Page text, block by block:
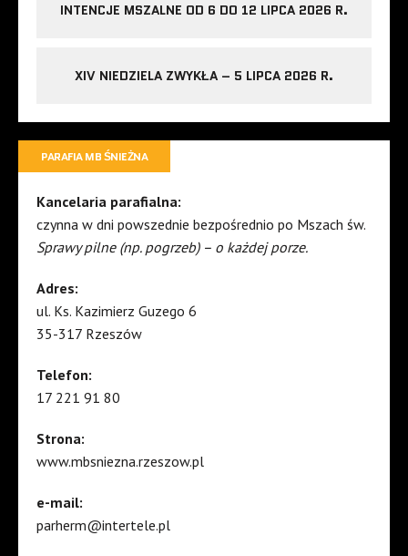
INTENCJE MSZALNE OD 6 DO 12 LIPCA 2026 R.
XIV NIEDZIELA ZWYKŁA – 5 LIPCA 2026 R.
PARAFIA MB ŚNIEŻNA
Kancelaria parafialna:
czynna w dni powszednie bezpośrednio po Mszach św.
Sprawy pilne (np. pogrzeb) – o każdej porze.
Adres:
ul. Ks. Kazimierz Guzego 6
35-317 Rzeszów
Telefon:
17 221 91 80
Strona:
www.mbsniezna.rzeszow.pl
e-mail:
parherm@intertele.pl